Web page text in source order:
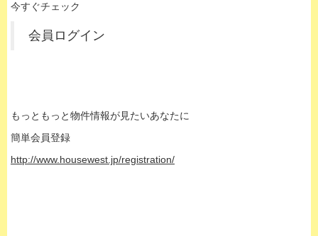
今すぐチェック
会員ログイン
もっともっと物件情報が見たいあなたに
簡単会員登録
http://www.housewest.jp/registration/